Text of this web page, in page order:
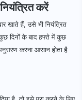
करें
खाते हैं, उसे भी नियंत्रित
दिनों के बाद हफ्ते में कुछ
करना आसान होता है